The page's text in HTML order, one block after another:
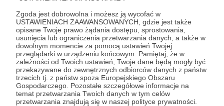
Zgoda jest dobrowolna i możesz ją wycofać w
USTAWIENIACH ZAAWANSOWANYCH, gdzie jest także
opisane Twoje prawo żądania dostępu, sprostowania,
usunięcia lub ograniczenia przetwarzania danych, a także w
dowolnym momencie za pomocą ustawień Twojej
przeglądarki w urządzeniu końcowym. Pamiętaj, że w
zależności od Twoich ustawień, Twoje dane będą mogły być
przekazywane do zewnętrznych odbiorców danych z państw
trzecich tj. z państw spoza Europejskiego Obszaru
Gospodarczego. Pozostałe szczegółowe informacje na
temat przetwarzania Twoich danych w tym celów
przetwarzania znajdują się w naszej polityce prywatności.
* Wyrażam zgodę na przetwarzanie moich danych
osobowych podanych w formularzu rejestracyjnym w celu
prawidłowego świadczenia usług serwisu Patronite.
Wyrażam zgodę na otrzymywanie drogą elektroniczną
informacji handlowych - newslettera. Opcja ta może zostać
zmieniona w ustawieniach konta.